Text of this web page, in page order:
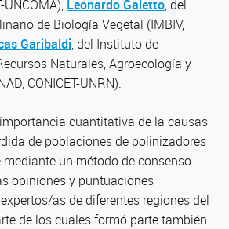
UNCOMA), Leonardo Galetto, del
de Biología Vegetal (IMBIV,
Garibaldi, del Instituto de
Naturales, Agroecología y
CONICET-UNRN).
cuantitativa de la causas
de poblaciones de polinizadores
un método de consenso
opiniones y puntuaciones
as de diferentes regiones del
de los cuales formó parte también